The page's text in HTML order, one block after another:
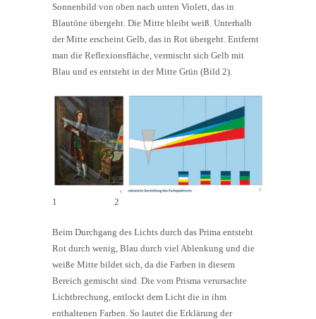
Sonnenbild von oben nach unten Violett, das in
Blautöne übergeht. Die Mitte bleibt weiß. Unterhalb
der Mitte erscheint Gelb, das in Rot übergeht. Entfernt
man die Reflexionsfläche, vermischt sich Gelb mit
Blau und es entsteht in der Mitte Grün (Bild 2).
1 2
Beim Durchgang des Lichts durch das Prima entsteht
Rot durch wenig, Blau durch viel Ablenkung und die
weiße Mitte bildet sich, da die Farben in diesem
Bereich gemischt sind. Die vom Prisma verursachte
Lichtbrechung, entlockt dem Licht die in ihm
enthaltenen Farben. So lautet die Erklärung der